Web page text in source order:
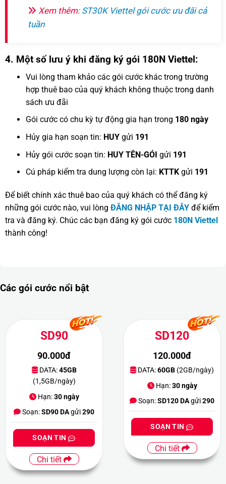
Xem thêm: ST30K Viettel gói cước ưu đãi cả
tuần
4. Một số lưu ý khi đăng ký gói 180N Viettel:
Vui lòng tham khảo các gói cước khác trong trường
hợp thuê bao của quý khách không thuộc trong danh
sách ưu đãi
Gói cước có chu kỳ tự động gia hạn trong 180 ngày
Hủy gia hạn soạn tin: HUYgửi 191
Hủy gói cước soạn tin: HUY TÊN-GÓI gửi 191
Cú pháp kiểm tra dung lượng còn lại: KTTKgửi 191
Để biết chính xác thuê bao của quý khách có thể đăng ký
những gói cước nào, vui lòng ĐĂNG NHẬP TẠI ĐÂY để kiểm
tra và đăng ký. Chúc các bạn đăng ký gói cước 180N Viettel
thành công!
Các gói cước nổi bật
SD90
90.000đ
DATA:45GB
(1,5GB/ngày)
Hạn:30 ngày
Soạn:SD90 DAgửi290
SOẠN TIN
Chi tiết
SD120
120.000đ
DATA:60GB (2GB/ngày)
Hạn:30 ngày
Soạn:SD120 DAgửi290
SOẠN TIN
Chi tiết